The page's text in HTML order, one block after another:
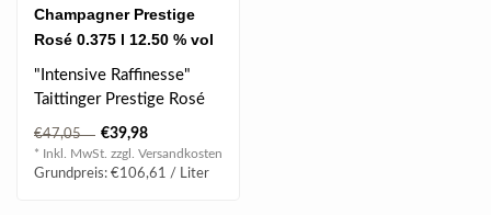
Champagner Prestige
Rosé 0.375 l 12.50 % vol
"Intensive Raffinesse"
Taittinger Prestige Rosé
bietet sich zu Beginn und
zum ..
€47,05 €39,98
* Inkl. MwSt. zzgl. Versandkosten
Grundpreis: €106,61 / Liter